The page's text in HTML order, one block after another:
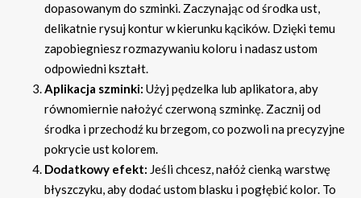
dopasowanym do szminki. Zaczynając od środka ust,
delikatnie rysuj kontur w kierunku kącików. Dzięki temu
zapobiegniesz rozmazywaniu koloru i nadasz ustom
odpowiedni kształt.
Aplikacja szminki: Użyj pędzelka lub aplikatora, aby
równomiernie nałożyć czerwoną szminkę. Zacznij od
środka i przechodź ku brzegom, co pozwoli na precyzyjne
pokrycie ust kolorem.
Dodatkowy efekt: Jeśli chcesz, nałóż cienką warstwę
błyszczyku, aby dodać ustom blasku i pogłębić kolor. To